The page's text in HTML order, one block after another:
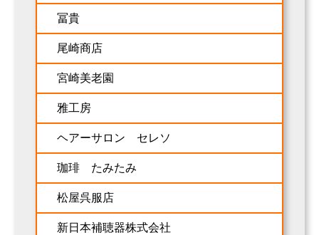
冨貴
尾崎商店
宮崎美老園
雅工房
ヘアーサロン セレソ
珈琲 たみたみ
松屋呉服店
新日本補聴器株式会社